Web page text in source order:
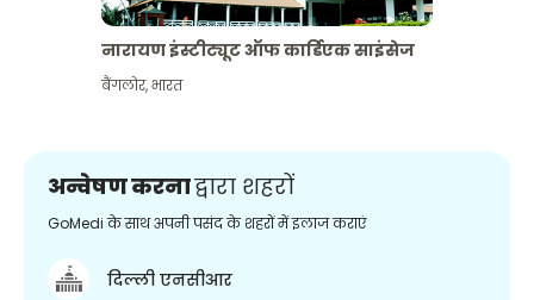
नारायण इंस्टीट्यूट ऑफ कार्डिएक साइंसेज
बैंगलोर,भारत
अन्वेषण करनाद्वारा शहरों
GoMedi के साथ अपनी पसंद के शहरों में इलाज कराएं
दिल्ली एनसीआर